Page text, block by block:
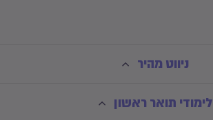
ניווט מהיר
לימודי תואר ראשון